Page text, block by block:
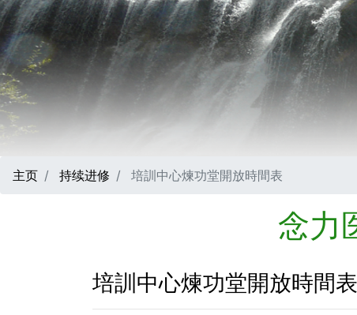
主页 持续进修 培訓中心煉功堂開放時間表
念力
培訓中心煉功堂開放時間表